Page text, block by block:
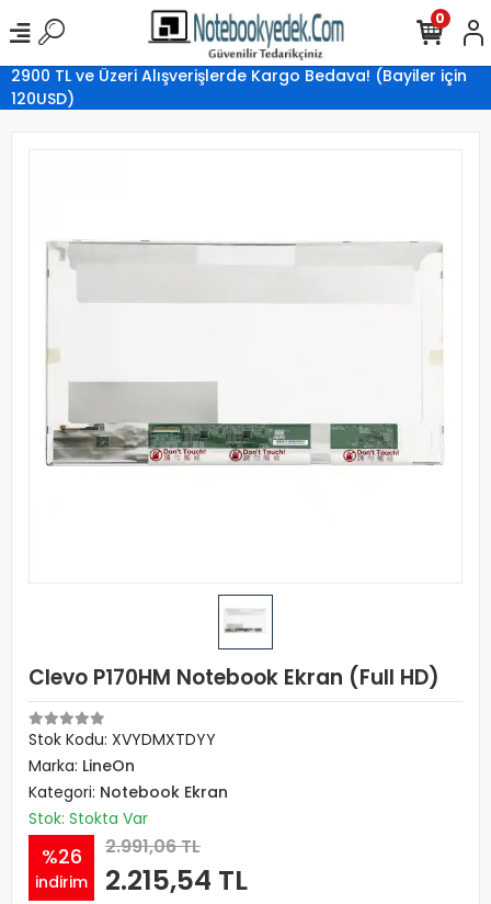
2900 TL ve Üzeri Alışverişlerde Kargo Bedava! (Bayiler için
120USD)
0
Clevo P170HM Notebook Ekran (Full HD)
Stok Kodu: XVYDMXTDYY
Marka: LineOn
Kategori: Notebook Ekran
Stok: Stokta Var
%26
indirim
2.991,06 TL
2.215,54 TL